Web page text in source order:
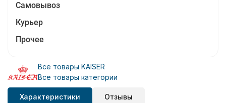
Самовывоз
Курьер
Прочее
Все товары KAISER
Все товары категории
Характеристики Отзывы